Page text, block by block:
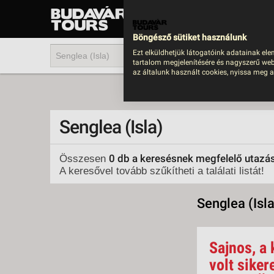
UTAZÁS
Senglea (Isla)
Összesen 0 db a keresésnek megfelelő
A keresővel tovább szűkítheti a találati listát!
Senglea
Sajnos, a
volt
Böngésző sütiket használunk
Ezt elküldhetjük látogatóink adatainak
tartalom megjelenítésére és nagyszerű
az általunk használt cookies, nyissa meg